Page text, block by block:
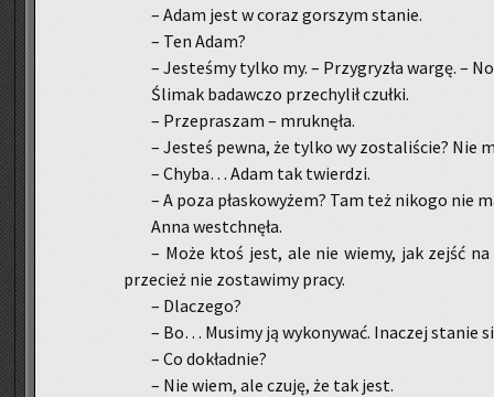
– Adam jest w coraz gor­szym sta­nie.
– Ten Adam?
– Je­ste­śmy tylko my. – Przy­gry­zła wargę. –
Śli­mak ba­daw­czo prze­chy­lił czuł­ki.
– Prze­pra­szam – mruk­nę­ła.
– Je­steś pewna, że tylko wy zo­sta­li­ście? Nie
– Chyba… Adam tak twier­dzi.
– A poza pła­sko­wy­żem? Tam też ni­ko­go nie
Anna wes­tchnę­ła.
– Może ktoś jest, ale nie wiemy, jak zejść
prze­cież nie zo­sta­wi­my pracy.
– Dla­cze­go?
– Bo… Mu­si­my ją wy­ko­ny­wać. Ina­czej sta­nie
– Co do­kład­nie?
– Nie wiem, ale czuję, że tak jest.